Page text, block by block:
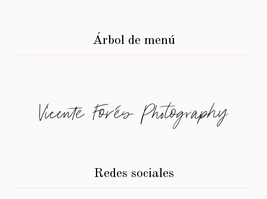
Árbol de menú
Vicente Forés Photography
Redes sociales